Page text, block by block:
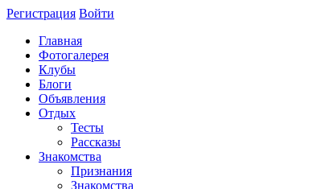
Регистрация Войти
Главная
Фотогалерея
Клубы
Блоги
Объявления
Отдых
Тесты
Рассказы
Знакомства
Признания
Знакомства